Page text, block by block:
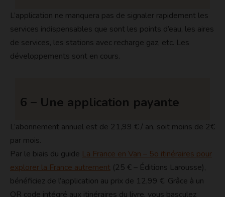
L’application ne manquera pas de signaler rapidement les
services indispensables que sont les points d’eau, les aires
de services, les stations avec recharge gaz, etc. Les
développements sont en cours.
6 – Une application payante
L’abonnement annuel est de 21,99 € / an, soit moins de 2€
par mois.
Par le biais du guide La France en Van – 5o itinéraires pour
explorer la France autrement (25 € – Éditions Larousse),
bénéficiez de l’application au prix de 12,99 €. Grâce à un
QR code intégré aux itinéraires du livre, vous basculez